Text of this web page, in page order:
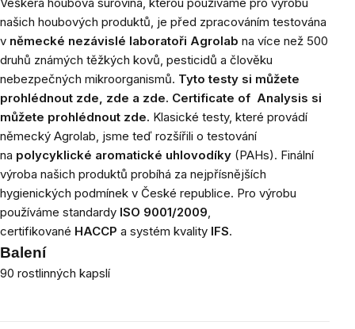
našich houbových produktů, je před zpracováním testována
v německé nezávislé laboratoři Agrolab na více než 500
druhů známých těžkých kovů, pesticidů a člověku
nebezpečných mikroorganismů. Tyto testy si můžete
prohlédnout zde, zde a zde. Certificate of Analysis si
můžete prohlédnout zde. Klasické testy, které provádí
německý Agrolab, jsme teď rozšířili o testování
na polycyklické aromatické uhlovodíky (PAHs). Finální
výroba našich produktů probíhá za nejpřísnějších
hygienických podmínek v České republice. Pro výrobu
používáme standardy ISO 9001/2009,
certifikované HACCP a systém kvality IFS.
Balení
90 rostlinných kapslí